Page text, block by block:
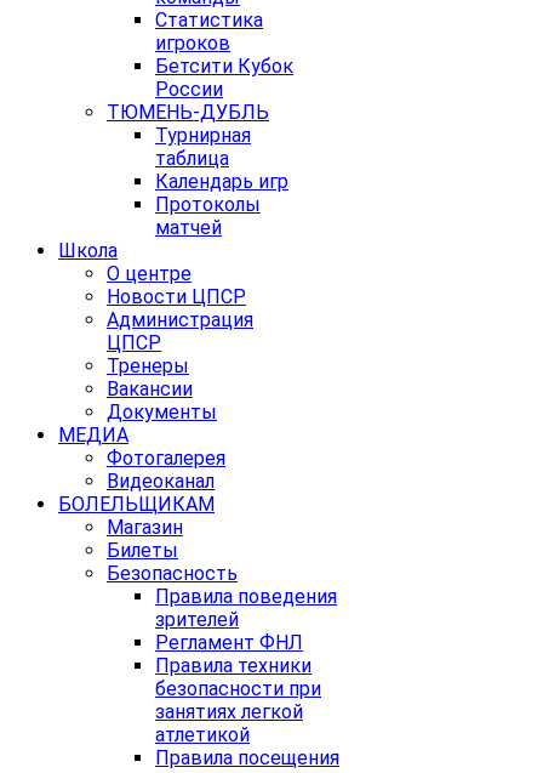
Статистика
игроков
Бетсити Кубок
России
ТЮМЕНЬ-ДУБЛЬ
Турнирная
таблица
Календарь игр
Протоколы
матчей
Школа
О центре
Новости ЦПСР
Администрация
ЦПСР
Тренеры
Вакансии
Документы
МЕДИА
Фотогалерея
Видеоканал
БОЛЕЛЬЩИКАМ
Магазин
Билеты
Безопасность
Правила поведения
зрителей
Регламент ФНЛ
Правила техники
безопасности при
занятиях легкой
атлетикой
Правила посещения